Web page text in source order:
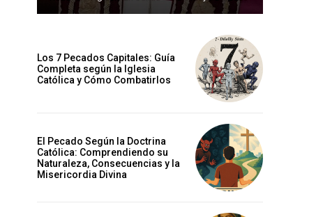
Los 7 Pecados Capitales: Guía
Completa según la Iglesia
Católica y Cómo Combatirlos
El Pecado Según la Doctrina
Católica: Comprendiendo su
Naturaleza, Consecuencias y la
Misericordia Divina